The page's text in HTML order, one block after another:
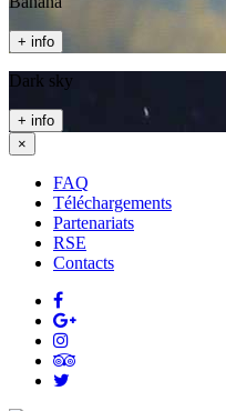
+ info
Dark sky
+ info
×
FAQ
Téléchargements
Partenariats
RSE
Contacts